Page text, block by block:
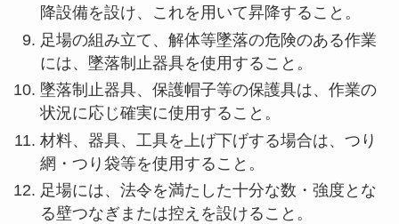
降設備を設け、これを用いて昇降すること。
足場の組み立て、解体等墜落の危険のある作業
には、墜落制止器具を使用すること。
墜落制止器具、保護帽子等の保護具は、作業の
状況に応じ確実に使用すること。
材料、器具、工具を上げ下げする場合は、つり
網・つり袋等を使用すること。
足場には、法令を満たした十分な数・強度とな
る壁つなぎまたは控えを設けること。